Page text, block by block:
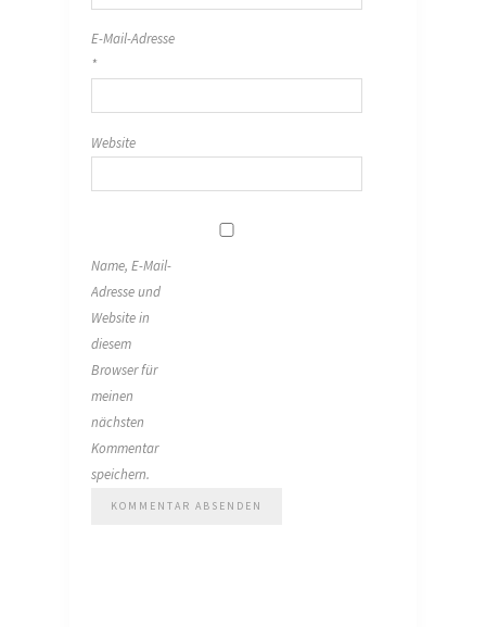
E-Mail-Adresse
*
Website
Name, E-Mail-
Adresse und
Website in
diesem
Browser für
meinen
nächsten
Kommentar
speichern.